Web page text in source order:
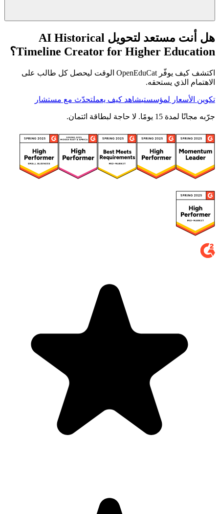
هل أنت مستعد لتحويل AI Historical
Timeline Creator for Higher Education؟
اكتشف كيف يوفّر OpenEduCat الوقت ليحصل كل طالب على
الاهتمام الذي يستحقه.
تكوين الأسعار لمؤسستيشاهد كيف يعملتحدّث مع مستشار
جرّبه مجانًا لمدة 15 يومًا. لا حاجة لبطاقة ائتمان.